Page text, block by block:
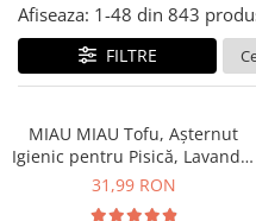
Diete Veterinare Câini
Umedă
Biscuiți
Piele Presată
Afiseaza: 1-48 din 843
FILTRE
MIAU MIAU Tofu, Așternut
Igienic pentru Pisică, Lavandă,
6L
31,99 RON